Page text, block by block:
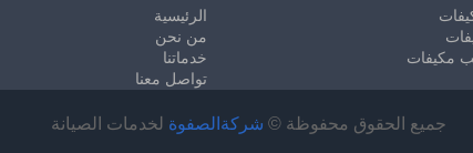
مكيفات
الرئيسية
من نحن
خدماتنا
تواصل معنا
جميع الحقوق محفوظة © شركةالصفوة لخدمات الصيانة